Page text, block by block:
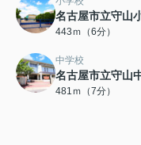
名古屋市立守山
443ｍ（6分）
中学校
名古屋市立守山
481ｍ（7分）